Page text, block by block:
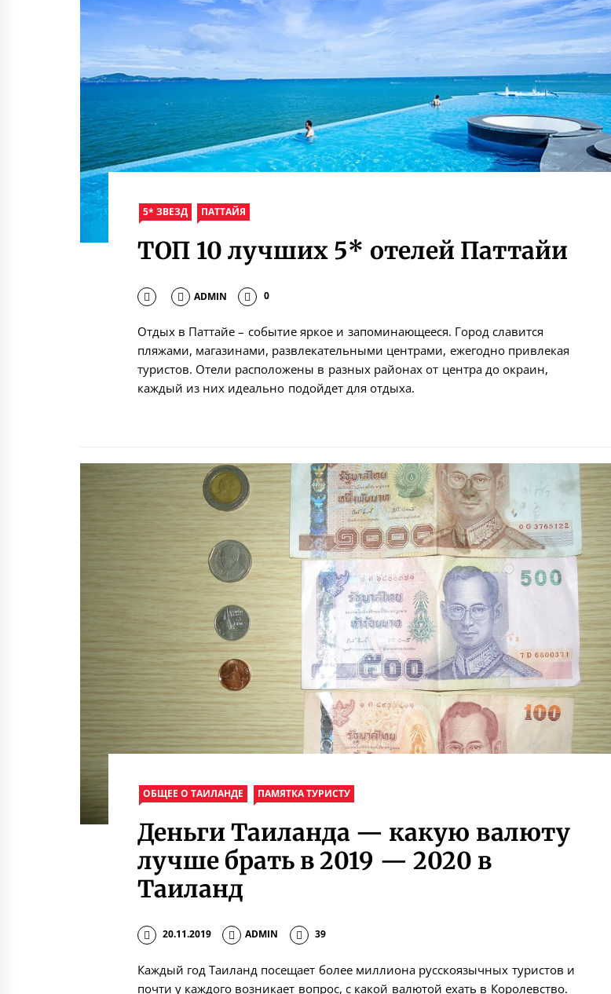
5* ЗВЕЗД ПАТТАЙЯ
ТОП 10 лучших 5* отелей Паттайи
ADMIN 0
Отдых в Паттайе – событие яркое и запоминающееся. Город славится
пляжами, магазинами, развлекательными центрами, ежегодно привлекая
туристов. Отели расположены в разных районах от центра до окраин,
каждый из них идеально подойдет для отдыха.
ОБЩЕЕ О ТАИЛАНДЕ ПАМЯТКА ТУРИСТУ
Деньги Таиланда — какую валюту
лучше брать в 2019 — 2020 в
Таиланд
20.11.2019 ADMIN 39
Каждый год Таиланд посещает более миллиона русскоязычных туристов и
почти у каждого возникает вопрос, с какой валютой ехать в Королевство.